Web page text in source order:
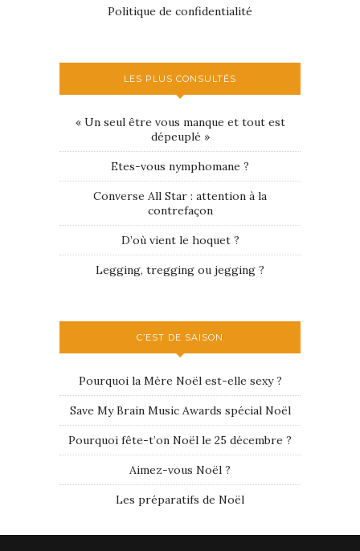
Politique de confidentialité
LES PLUS CONSULTÉS
« Un seul être vous manque et tout est
dépeuplé »
Etes-vous nymphomane ?
Converse All Star : attention à la
contrefaçon
D’où vient le hoquet ?
Legging, tregging ou jegging ?
C’EST DE SAISON
Pourquoi la Mère Noël est-elle sexy ?
Save My Brain Music Awards spécial Noël
Pourquoi fête-t’on Noël le 25 décembre ?
Aimez-vous Noël ?
Les préparatifs de Noël